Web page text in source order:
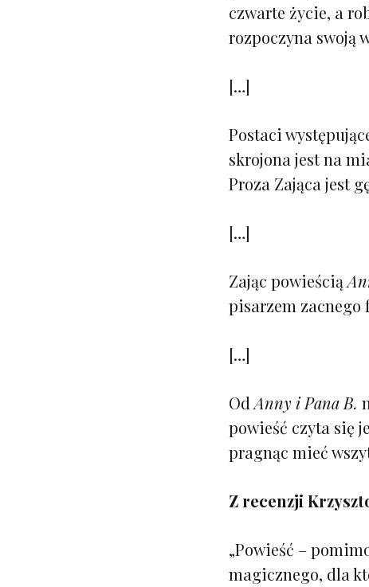
czwarte życie, a
rozpoczyna swoją
[…]
Postaci
skrojona jest na
Proza Zająca jest
[…]
Zając powieścią
pisarzem zacnego
[…]
OdAnny i Pana B.
powieść czyta się
pragnąc mieć
Z recenzji
„Powieść –
magicznego, dla